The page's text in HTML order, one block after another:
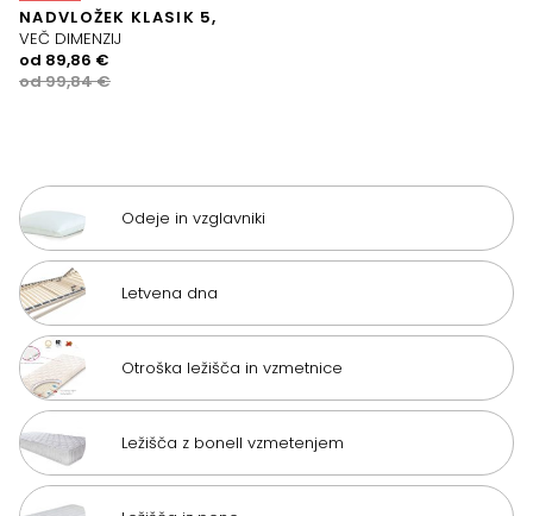
NADVLOŽEK KLASIK 5,
VEČ DIMENZIJ
od99,84€
Izvirna
cena
od 89,86 €
Trenutna
cena
Odeje in vzglavniki
Letvena dna
Otroška ležišča in vzmetnice
Ležišča z bonell vzmetenjem